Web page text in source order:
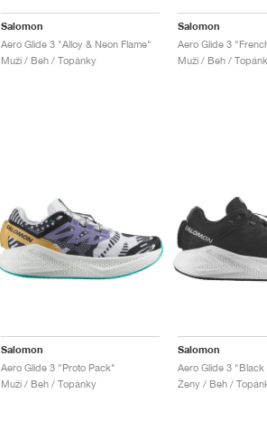
Salomon
Aero Glide 3 "Alloy & Neon Flame"
Muži / Beh / Topánky
Salomon
Aero Glide 3
Muži / Beh /
Salomon
Aero Glide 3 "Proto Pack"
Muži / Beh / Topánky
Salomon
Aero Glide 3 "Black
Ženy / Beh /